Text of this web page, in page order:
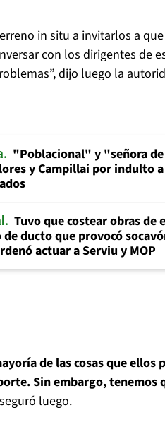
in situ a invitarlos a
con los dirigentes de
dijo luego la
"Poblacional" y "señora
y Campillai por indulto
Tuvo que costear obras de
de ducto que provocó
actuar a Serviu y MOP
de las cosas que ellos
Sin embargo, tenemos
luego.